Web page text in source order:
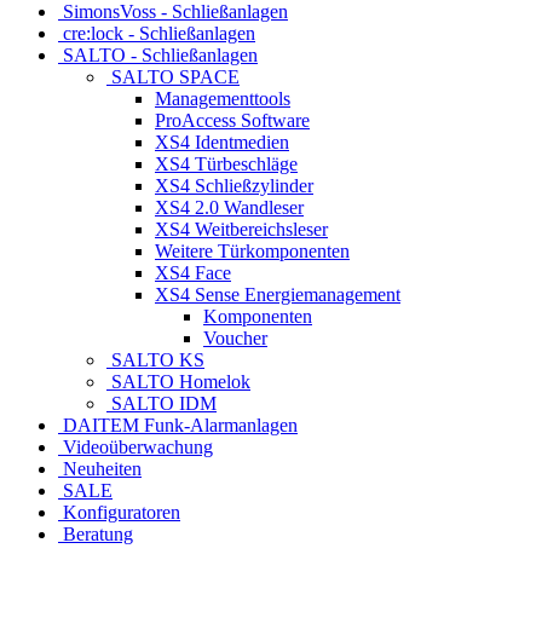
SimonsVoss - Schließanlagen
cre:lock - Schließanlagen
SALTO - Schließanlagen
SALTO SPACE
Managementtools
ProAccess Software
XS4 Identmedien
XS4 Türbeschläge
XS4 Schließzylinder
XS4 2.0 Wandleser
XS4 Weitbereichsleser
Weitere Türkomponenten
XS4 Face
XS4 Sense Energiemanagement
Komponenten
Voucher
SALTO KS
SALTO Homelok
SALTO IDM
DAITEM Funk-Alarmanlagen
Videoüberwachung
Neuheiten
SALE
Konfiguratoren
Beratung